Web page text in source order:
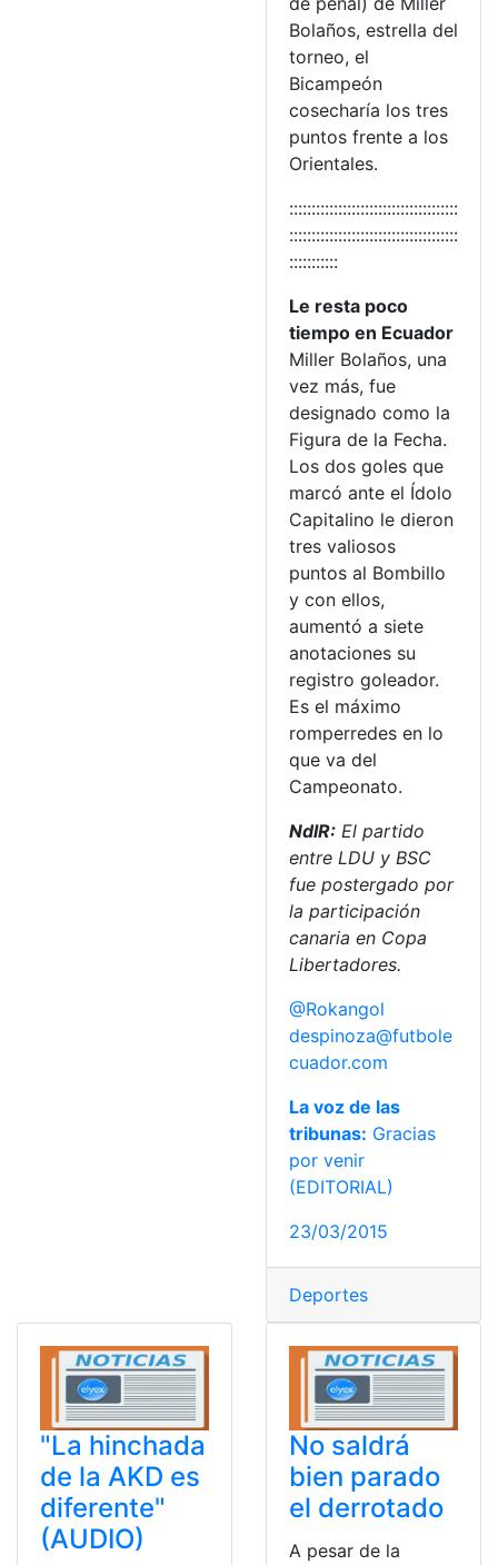
Bolaños, estrella del
torneo, el
Bicampeón
cosecharía los tres
puntos frente a los
Orientales.
::::::::::::::::::::::::::::::::::::::
::::::::::::::::::::::::::::::::::::::
:::::::::::
Le resta poco
tiempo en Ecuador
Miller Bolaños, una
vez más, fue
designado como la
Figura de la Fecha.
Los dos goles que
marcó ante el Ídolo
Capitalino le dieron
tres valiosos
puntos al Bombillo
y con ellos,
aumentó a siete
anotaciones su
registro goleador.
Es el máximo
romperredes en lo
que va del
Campeonato.
NdlR: El partido
entre LDU y BSC
fue postergado por
la participación
canaria en Copa
Libertadores.
@Rokangol
despinoza@futbole
cuador.com
La voz de las
tribunas: Gracias
por venir
(EDITORIAL)
23/03/2015
Deportes
"La hinchada
de la AKD es
diferente"
(AUDIO)
No saldrá
bien parado
el derrotado
A pesar de la